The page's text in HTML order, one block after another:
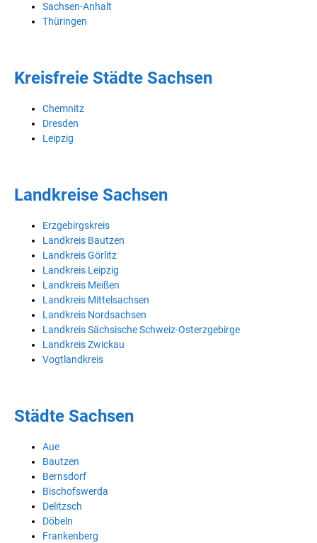
Sachsen-Anhalt
Thüringen
Kreisfreie Städte Sachsen
Chemnitz
Dresden
Leipzig
Landkreise Sachsen
Erzgebirgskreis
Landkreis Bautzen
Landkreis Görlitz
Landkreis Leipzig
Landkreis Meißen
Landkreis Mittelsachsen
Landkreis Nordsachsen
Landkreis Sächsische Schweiz-Osterzgebirge
Landkreis Zwickau
Vogtlandkreis
Städte Sachsen
Aue
Bautzen
Bernsdorf
Bischofswerda
Delitzsch
Döbeln
Frankenberg